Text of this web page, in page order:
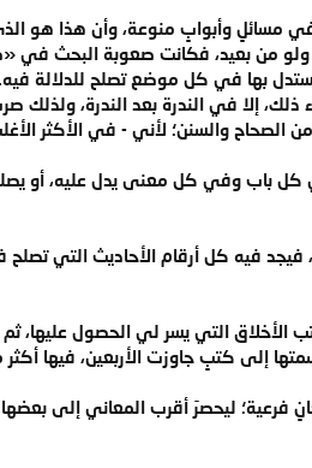
مسائلٍ وأبوابٍ منوعة، وأن هذا هو
من بعيد، فكانت صعوبة البحث في
بها في كل موضع تصلح للدلالة
إلا في الندرة بعد الندرة،
والسنن؛ لأني - في الأكثر
باب وفي كل معنى يدل عليه، أو
فيه كل أرقام الأحاديث التي تصلح
الأخلاق التي يسر لي الحصول
إلى كتبٍ جاوزت الأربعين، فيها أكثر
فرعية؛ ليحصرَ أقرب المعاني إلى